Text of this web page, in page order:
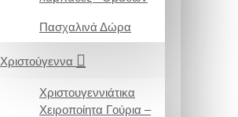
Πασχαλινά Δώρα
Χριστούγεννα
Χριστουγεννιάτικα
Χειροποίητα Γούρια –